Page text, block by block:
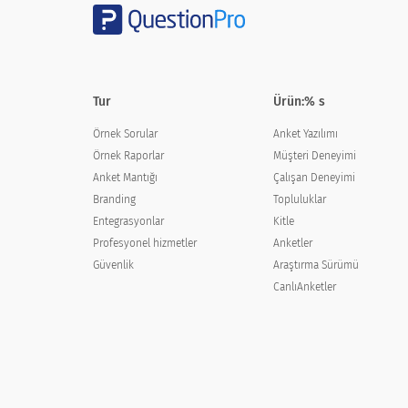
Marina/Tekne Mağazası
internet
Başka
[PRODUCT] ne kadar tuttu (vergi hariç)?
Tur
Örnek Sorular
Örnek Raporlar
Anket Mantığı
Branding
Entegrasyonlar
Profesyonel hizmetler
Güvenlik
Ürün:% s
Anket Yazılımı
Müşteri Deneyimi
Çalışan Deneyimi
Topluluklar
Kitle
Anketler
Araştırma Sürümü
CanlıAnketler